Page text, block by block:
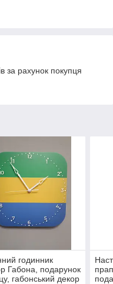
за рахунок покупця
годинник
Габона, подарунок
габонський декор